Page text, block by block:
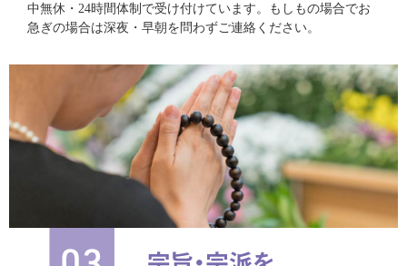
中無休・24時間体制で受け付けています。もしもの場合でお
急ぎの場合は深夜・早朝を問わずご連絡ください。